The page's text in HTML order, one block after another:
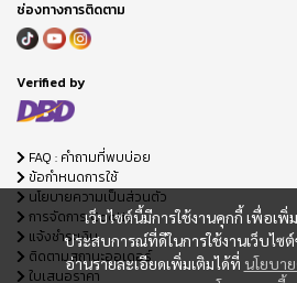
เว็บไซต์นี้มีการใช้งานคุกกี้ เพื่อเ
ประสบการณ์ที่ดีในการใช้งานเว็บไซ
อ่านรายละเอียดเพิ่มเติมได้ที่ นโยบา
ช่องทางการติดตาม
Verified by
FAQ : คำถามที่พบบ่อย
ข้อกำหนดการใช้
นโยบายความเป็นส่วนตัว
การจัดการ Cookie
แจ้งชำระเงิน
ติดตามสถานะออเดอร์
ใบเสนอราคา